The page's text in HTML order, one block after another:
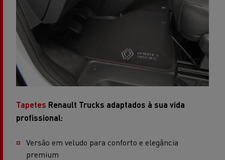
Tapetes Renault Trucks adaptados à sua vida
profissional:
Versão em veludo para conforto e elegância
premium